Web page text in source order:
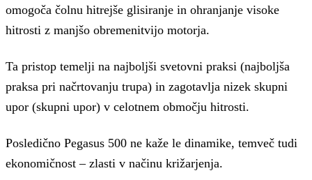
omogoča čolnu hitrejše glisiranje in ohranjanje visoke
hitrosti z manjšo obremenitvijo motorja.
Ta pristop temelji na najboljši svetovni praksi (najboljša
praksa pri načrtovanju trupa) in zagotavlja nizek skupni
upor (skupni upor) v celotnem območju hitrosti.
Posledično Pegasus 500 ne kaže le dinamike, temveč tudi
ekonomičnost – zlasti v načinu križarjenja.